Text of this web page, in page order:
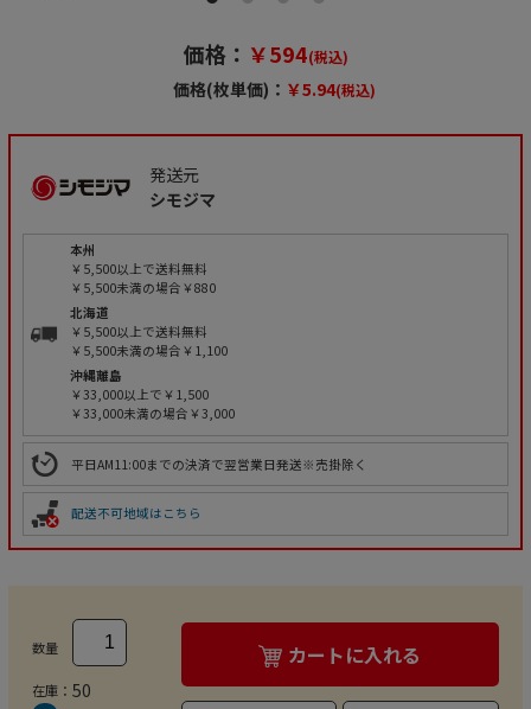
価格： ￥594(税込)
価格(枚単価)： ￥5.94(税込)
発送元
シモジマ
本州
￥5,500以上で送料無料
￥5,500未満の場合￥880
北海道
￥5,500以上で送料無料
￥5,500未満の場合￥1,100
沖縄離島
￥33,000以上で￥1,500
￥33,000未満の場合￥3,000
平日AM11:00までの決済で翌営業日発送※売掛除く
配送不可地域はこちら
数量
在庫： 50
カートに入れる